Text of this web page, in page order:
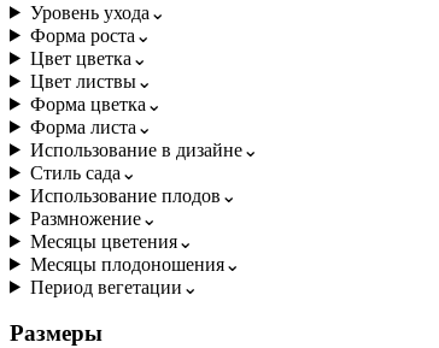
Уровень ухода ⌄
Форма роста ⌄
Цвет цветка ⌄
Цвет листвы⌄
Форма цветка ⌄
Форма листа ⌄
Использование в дизайне⌄
Стиль сада ⌄
Использование плодов ⌄
Размножение⌄
Месяцы цветения⌄
Месяцы плодоношения⌄
Период вегетации ⌄
Размеры